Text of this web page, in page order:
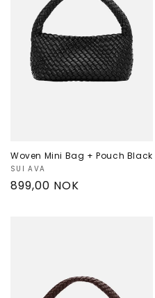
Woven Mini Bag + Pouch Black
Selger:
SUI AVA
Vanlig
899,00 NOK